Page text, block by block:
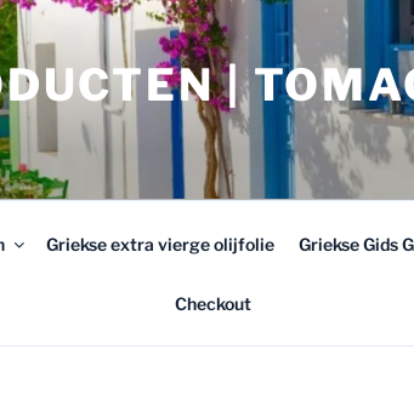
|
Griekse extra vierge olijfolie Griekse Gids
Checkout